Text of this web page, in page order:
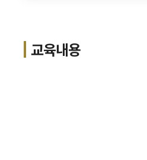
교육내용